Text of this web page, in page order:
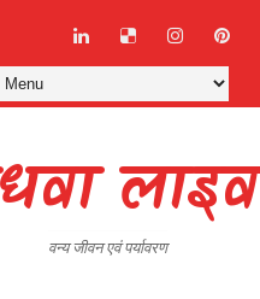
लाइव
वन्य जीवन एवं पर्यावरण